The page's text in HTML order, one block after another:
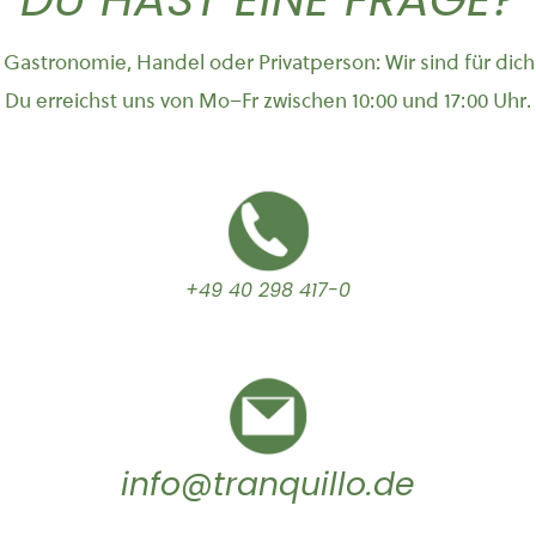
Handel oder Privatperson: Wir sind für
Du erreichst uns von Mo–Fr zwischen 10:00 und 17:00 Uhr.
+49 40 298 417-0
info@tranquillo.de